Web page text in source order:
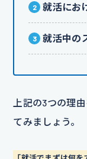
就活にお
就活中の
上記の3つの理
てみましょう。